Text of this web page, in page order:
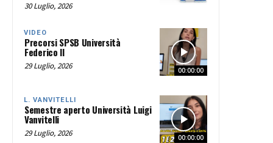
30 Luglio, 2026
00:00:00
VIDEO
Precorsi SPSB Università
Federico II
29 Luglio, 2026
00:00:00
L. VANVITELLI
Semestre aperto Università Luigi
Vanvitelli
29 Luglio, 2026